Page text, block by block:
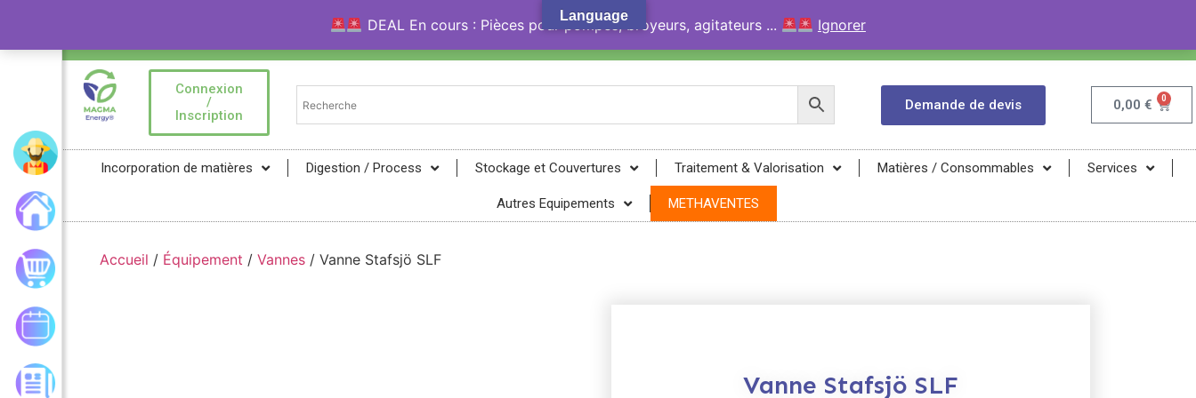
Bienvenue sur la Marketplace MAGMA Energy® !
+33 (0)9 84 04 07 52
Connexion
/
Inscription
Demande de devis 0,00€ 0
Incorporation de matières Digestion / Process Stockage et Couvertures Traitement & Valorisation Matières / Consommables Services
Autres Equipements METHAVENTES
Mon compte
Mon panier
Accueil / Équipement / Vannes / Vanne Stafsjö SLF
Vanne Stafsjö SLF
Language
DEAL En cours : Pièces pour pompes, broyeurs, agitateurs ... Ignorer